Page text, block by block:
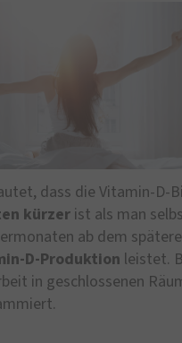
dass die Vitamin-D-
kürzer ist als man
ab dem
D-Produktion leistet.
in geschlossenen